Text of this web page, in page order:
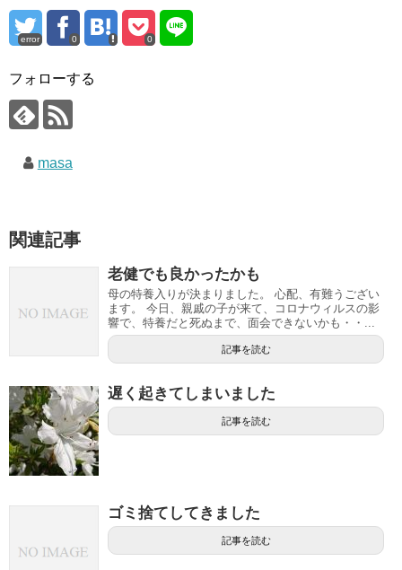
error 0 0
フォローする
masa
関連記事
老健でも良かったかも
母の特養入りが決まりました。 心配、有難うござい
ます。 今日、親戚の子が来て、コロナウィルスの影
響で、特養だと死ぬまで、面会できないかも・・...
記事を読む
遅く起きてしまいました
記事を読む
ゴミ捨てしてきました
記事を読む